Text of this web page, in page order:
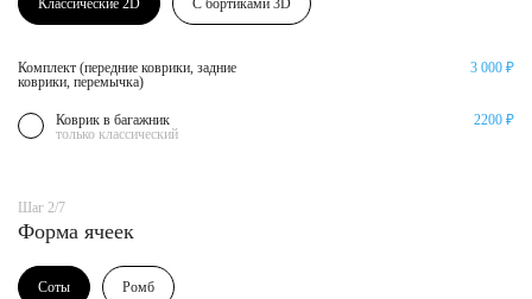
Классические 2D С бортиками 3D
Комплект (передние коврики, задние
коврики, перемычка)
3 000 ₽
Коврик в багажник
только классический
2200 ₽
Шаг 2/7
Форма ячеек
Соты Ромб